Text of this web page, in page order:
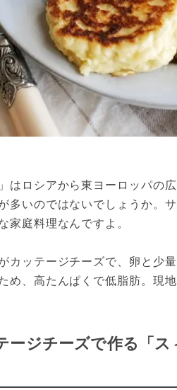
はロシアから東ヨーロッパの
多いのではないでしょうか。
家庭料理なんですよ。
カッテージチーズで、卵と少
め、高たんぱくで低脂肪。現
ージチーズで作る「